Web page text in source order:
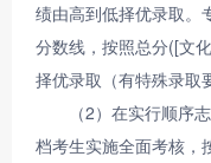
绩由高到低择优录取。
分数线，按照总分([文
择优录取（有特殊录取
（2）在实行顺序
档考生实施全面考核，